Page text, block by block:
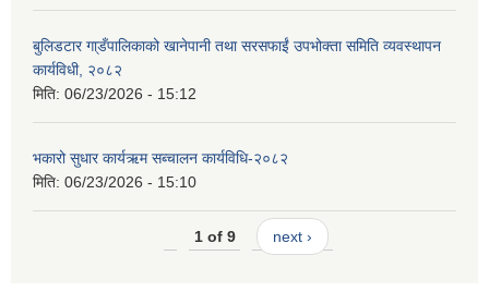
बुलिडटार गा्डँपालिकाको खानेपानी तथा सरसफाईं उपभोक्ता समिति व्यवस्थापन
कार्यविधी, २०८२
मिति: 06/23/2026 - 15:12
भकारो सुधार कार्यऋम सब्चालन कार्यविधि-२०८२
मिति: 06/23/2026 - 15:10
1 of 9 next ›